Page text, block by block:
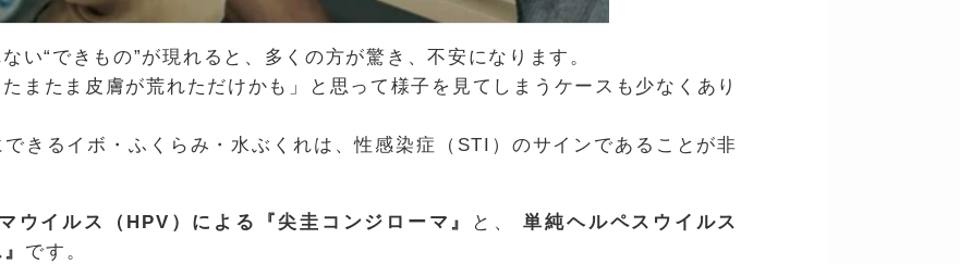
い“できもの”が現れると、多くの方が驚き、不安になります。
またま皮膚が荒れただけかも」と思って様子を見てしまうケースも少なくあり
きるイボ・ふくらみ・水ぶくれは、性感染症（STI）のサインであることが非
ウイルス（HPV）による『尖圭コンジローマ』 と、単純ヘルペスウイルス
です。